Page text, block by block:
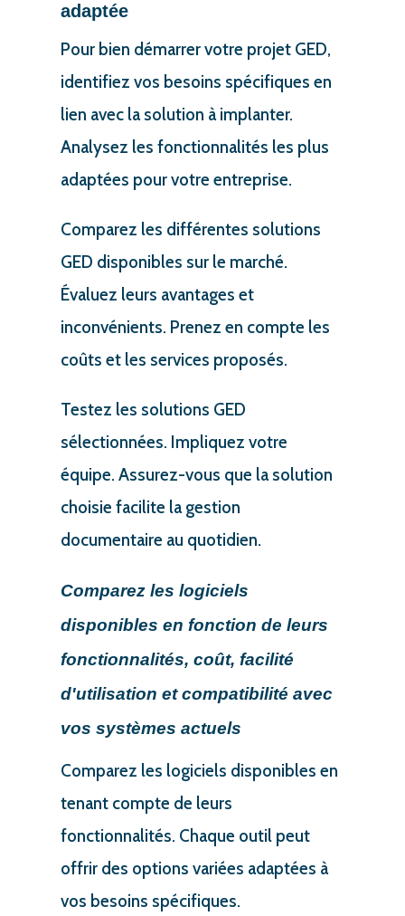
adaptée
Pour bien démarrer votre projet GED,
identifiez vos besoins spécifiques en
lien avec la solution à implanter.
Analysez les fonctionnalités les plus
adaptées pour votre entreprise.
Comparez les différentes solutions
GED disponibles sur le marché.
Évaluez leurs avantages et
inconvénients. Prenez en compte les
coûts et les services proposés.
Testez les solutions GED
sélectionnées. Impliquez votre
équipe. Assurez-vous que la solution
choisie facilite la gestion
documentaire au quotidien.
Comparez les logiciels
disponibles en fonction de leurs
fonctionnalités, coût, facilité
d'utilisation et compatibilité avec
vos systèmes actuels
Comparez les logiciels disponibles en
tenant compte de leurs
fonctionnalités. Chaque outil peut
offrir des options variées adaptées à
vos besoins spécifiques.